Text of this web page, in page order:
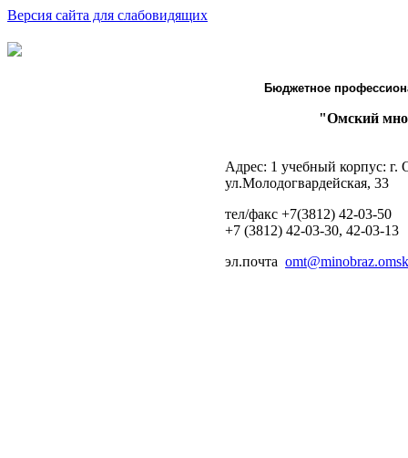
Версия сайта для слабовидящих
Бюджетное
"Омский
Адрес: 1 учебный корпус: г.
ул.Молодогвардейская, 33
тел/факс +7(3812) 42-03-50
+7 (3812) 42-03-30, 42-03-13
эл.почта